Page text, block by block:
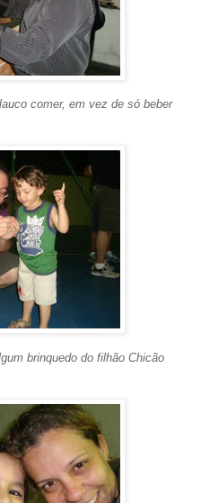
comer, em vez de só beber
brinquedo do filhão Chicão